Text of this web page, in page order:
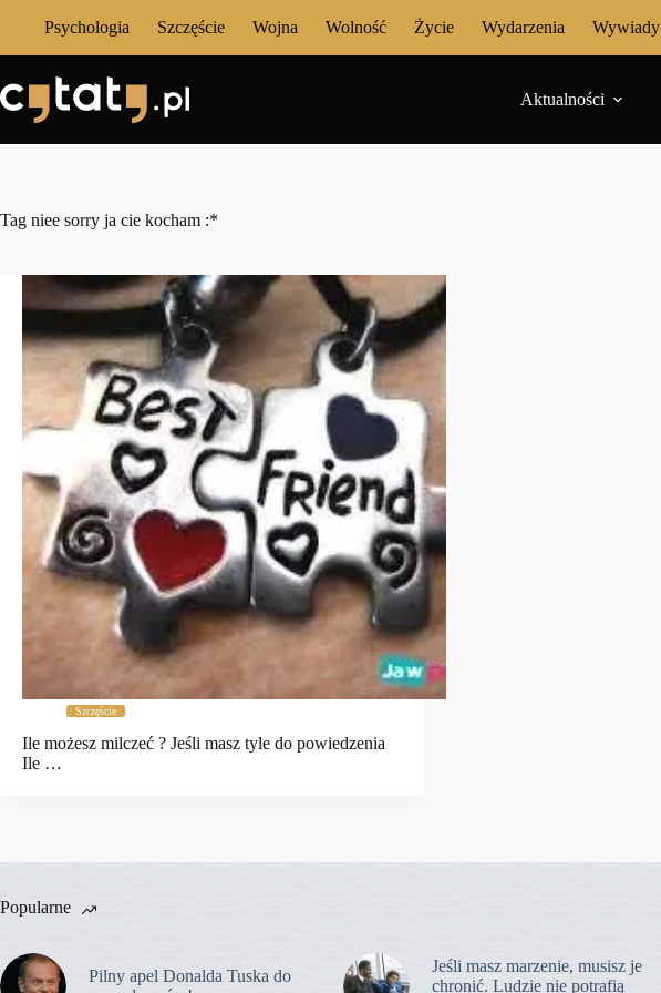
Psychologia Szczęście Wojna Wolność Życie Wydarzenia Wywiady
Aktualności
Tag niee sorry ja cie kocham :*
Szczęście
Ile możesz milczeć ? Jeśli masz tyle do powiedzenia
Ile …
Popularne
Pilny apel Donalda Tuska do
Jeśli masz marzenie, musisz je
chronić. Ludzie nie potrafią